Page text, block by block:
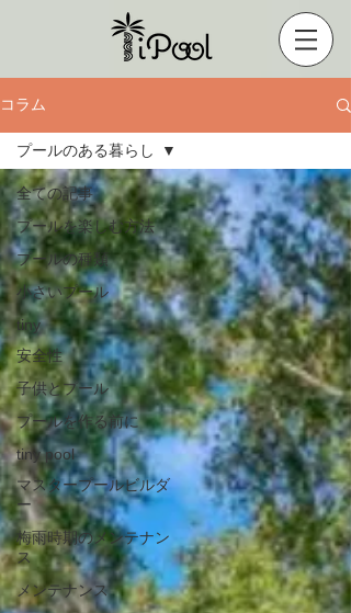
コラム
全ての記事
プールを楽しむ方法
プールの種類
小さいプール
tiny
安全性
子供とプール
プールを作る前に
tiny pool
マスタープールビルダ
ー
梅雨時期のメンテナン
ス
メンテナンス
プールのある暮らし